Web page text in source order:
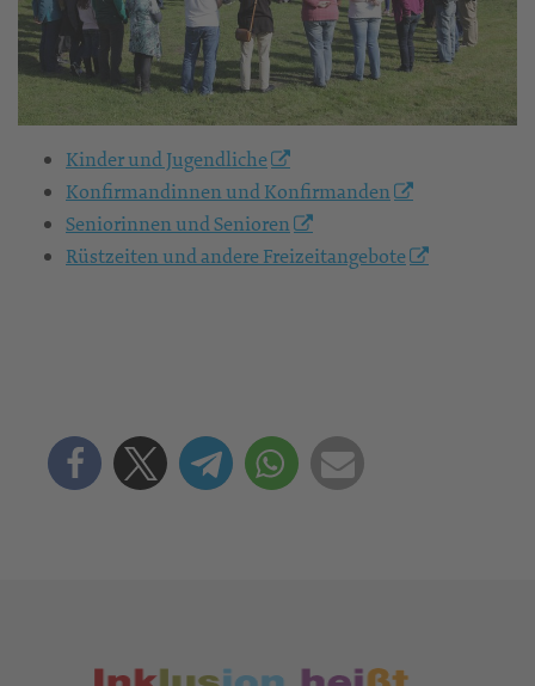
Kinder und Jugendliche
Konfirmandinnen und Konfirmanden
Seniorinnen und Senioren
Rüstzeiten und andere Freizeitangebote